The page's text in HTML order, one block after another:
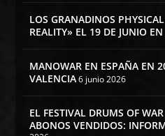
LOS GRANADINOS
REALITY» EL 19 DE JUNIO
MANOWAR EN ESPAÑA EN
VALENCIA 6 junio 2026
EL FESTIVAL DRUMS OF
ABONOS VENDIDOS: